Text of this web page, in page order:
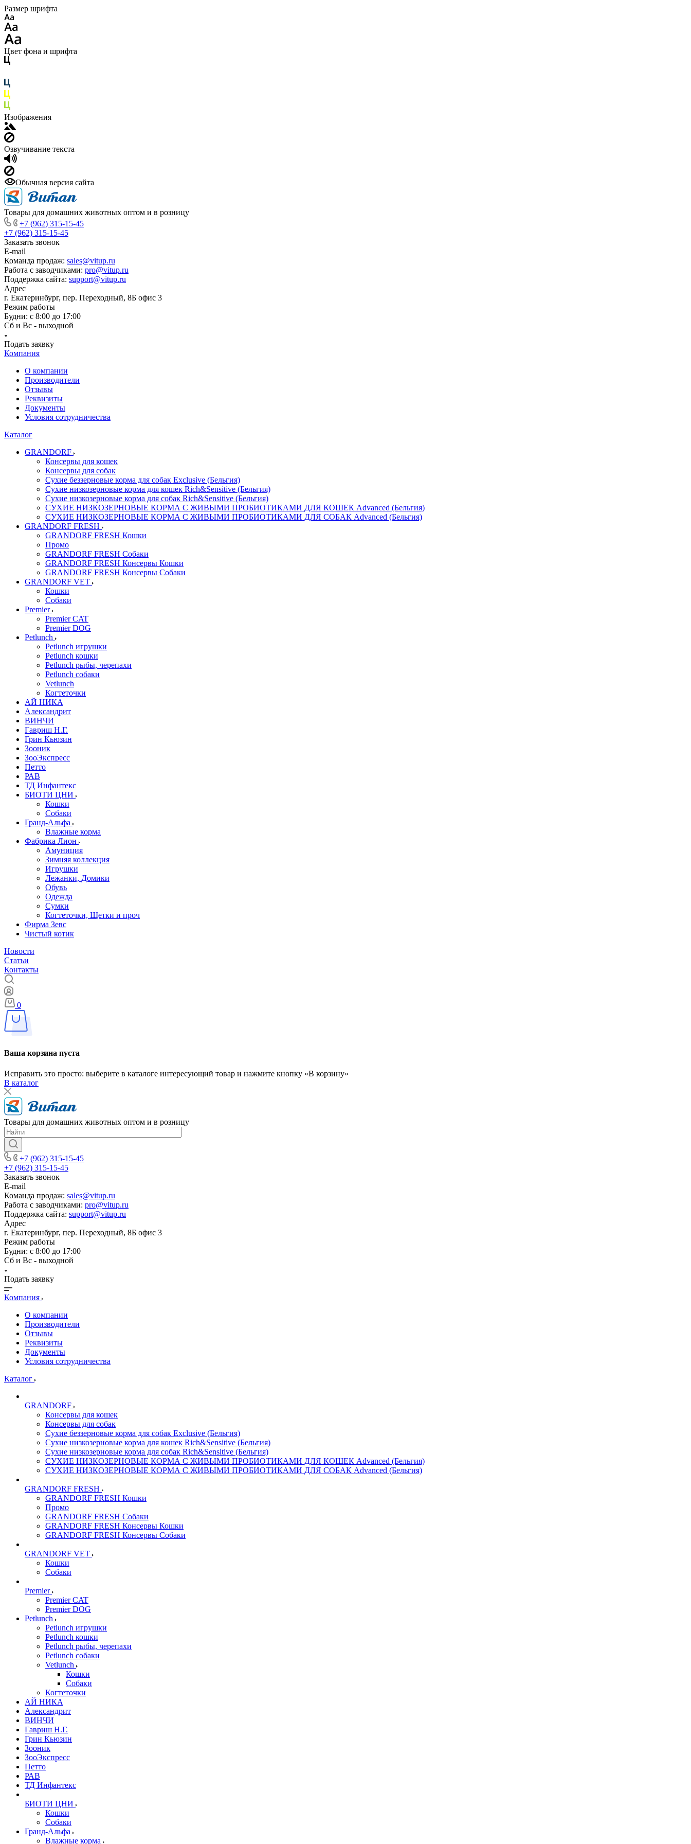
Размер шрифта
Цвет фона и шрифта
Изображения
Озвучивание текста
Обычная версия сайта
Товары для домашних животных оптом и в розницу
+7 (962) 315-15-45
+7 (962) 315-15-45
Заказать звонок
E-mail
Команда продаж: sales@vitup.ru
Работа с заводчиками: pro@vitup.ru
Поддержка сайта: support@vitup.ru
Адрес
г. Екатеринбург, пер. Переходный, 8Б офис 3
Режим работы
Будни: с 8:00 до 17:00
Сб и Вс - выходной
Подать заявку
Компания
О компании
Производители
Отзывы
Реквизиты
Документы
Условия сотрудничества
Каталог
GRANDORF
Консервы для кошек
Консервы для собак
Сухие беззерновые корма для собак Exclusive (Бельгия)
Сухие низкозерновые корма для кошек Rich&Sensitive (Бельгия)
Сухие низкозерновые корма для собак Rich&Sensitive (Бельгия)
СУХИЕ НИЗКОЗЕРНОВЫЕ КОРМА С ЖИВЫМИ ПРОБИОТИКАМИ ДЛЯ КОШЕК Advanced (Бельгия)
СУХИЕ НИЗКОЗЕРНОВЫЕ КОРМА С ЖИВЫМИ ПРОБИОТИКАМИ ДЛЯ СОБАК Advanced (Бельгия)
GRANDORF FRESH
GRANDORF FRESH Кошки
Промо
GRANDORF FRESH Собаки
GRANDORF FRESH Консервы Кошки
GRANDORF FRESH Консервы Собаки
GRANDORF VET
Кошки
Собаки
Premier
Premier CAT
Premier DOG
Petlunch
Petlunch игрушки
Petlunch кошки
Petlunch рыбы, черепахи
Petlunch собаки
Vetlunch
Когтеточки
АЙ НИКА
Александрит
ВИНЧИ
Гавриш Н.Г.
Грин Кьюзин
Зооник
ЗооЭкспресс
Петто
РАВ
ТД Инфантекс
БИОТИ ЦНИ
Кошки
Собаки
Гранд-Альфа
Влажные корма
Фабрика Лион
Амуниция
Зимняя коллекция
Игрушки
Лежанки, Домики
Обувь
Одежда
Сумки
Когтеточки, Щетки и проч
Фирма Зевс
Чистый котик
Новости
Статьи
Контакты
0
Ваша корзина пуста
Исправить это просто: выберите в каталоге интересующий товар и нажмите кнопку «В корзину»
В каталог
Товары для домашних животных оптом и в розницу
+7 (962) 315-15-45
+7 (962) 315-15-45
Заказать звонок
E-mail
Команда продаж: sales@vitup.ru
Работа с заводчиками: pro@vitup.ru
Поддержка сайта: support@vitup.ru
Адрес
г. Екатеринбург, пер. Переходный, 8Б офис 3
Режим работы
Будни: с 8:00 до 17:00
Сб и Вс - выходной
Подать заявку
Компания
О компании
Производители
Отзывы
Реквизиты
Документы
Условия сотрудничества
Каталог
GRANDORF
Консервы для кошек
Консервы для собак
Сухие беззерновые корма для собак Exclusive (Бельгия)
Сухие низкозерновые корма для кошек Rich&Sensitive (Бельгия)
Сухие низкозерновые корма для собак Rich&Sensitive (Бельгия)
СУХИЕ НИЗКОЗЕРНОВЫЕ КОРМА С ЖИВЫМИ ПРОБИОТИКАМИ ДЛЯ КОШЕК Advanced (Бельгия)
СУХИЕ НИЗКОЗЕРНОВЫЕ КОРМА С ЖИВЫМИ ПРОБИОТИКАМИ ДЛЯ СОБАК Advanced (Бельгия)
GRANDORF FRESH
GRANDORF FRESH Кошки
Промо
GRANDORF FRESH Собаки
GRANDORF FRESH Консервы Кошки
GRANDORF FRESH Консервы Собаки
GRANDORF VET
Кошки
Собаки
Premier
Premier CAT
Premier DOG
Petlunch
Petlunch игрушки
Petlunch кошки
Petlunch рыбы, черепахи
Petlunch собаки
Vetlunch
Кошки
Собаки
Когтеточки
АЙ НИКА
Александрит
ВИНЧИ
Гавриш Н.Г.
Грин Кьюзин
Зооник
ЗооЭкспресс
Петто
РАВ
ТД Инфантекс
БИОТИ ЦНИ
Кошки
Собаки
Гранд-Альфа
Влажные корма